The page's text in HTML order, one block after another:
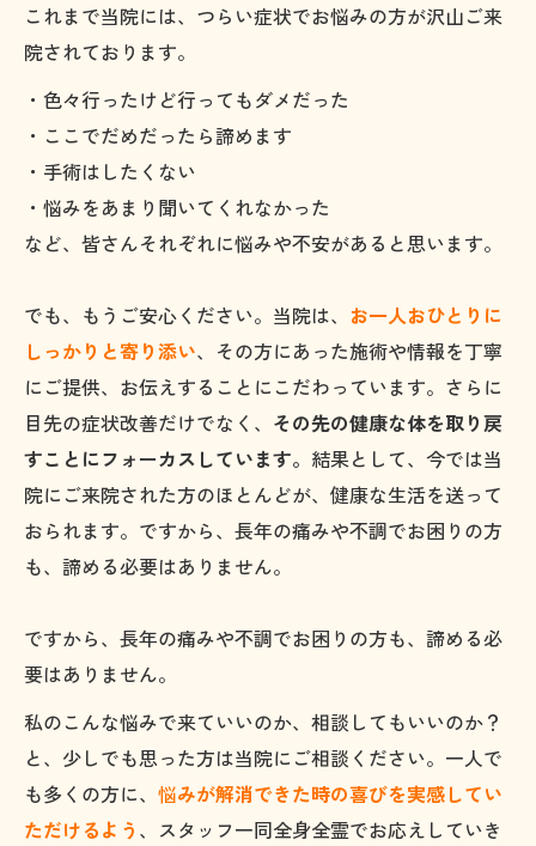
これまで当院には、つらい症状でお悩みの方が沢山ご来
院されております。
・色々行ったけど行ってもダメだった
・ここでだめだったら諦めます
・手術はしたくない
・悩みをあまり聞いてくれなかった
など、皆さんそれぞれに悩みや不安があると思います。
でも、もうご安心ください。当院は、 お一人おひとりに
しっかりと寄り添い、その方にあった施術や情報を丁寧
にご提供、お伝えすることにこだわっています。さらに
目先の症状改善だけでなく、 その先の健康な体を取り戻
すことにフォーカスしています。 結果として、今では当
院にご来院された方のほとんどが、健康な生活を送って
おられます。ですから、長年の痛みや不調でお困りの方
も、諦める必要はありません。
ですから、長年の痛みや不調でお困りの方も、諦める必
要はありません。
私のこんな悩みで来ていいのか、相談してもいいのか？
と、少しでも思った方は当院にご相談ください。一人で
も多くの方に、 悩みが解消できた時の喜びを実感してい
ただけるよう 、スタッフ一同全身全霊でお応えしていき